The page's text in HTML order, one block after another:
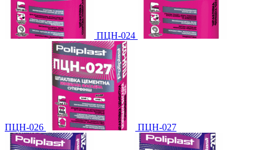
ПЦН-024
ПЦН-026 ПЦН-027